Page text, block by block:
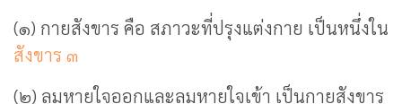
(๑) กายสังขาร คือ สภาวะที่ปรุงแต่งกาย เป็นหนึ่งใน
สังขาร ๓
(๒) ลมหายใจออกและลมหายใจเข้า เป็นกายสังขาร